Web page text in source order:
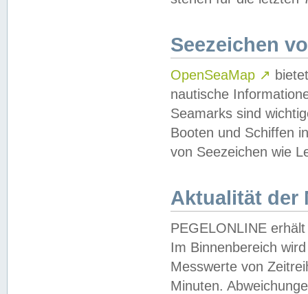
Seezeichen
OpenSeaMap ↗
nautische
Seamarks sind
Booten und Schiffen
von Seezeichen wie
Aktualität der
PEGELONLINE
Im Binnenbereich
Messwerte von
Minuten.